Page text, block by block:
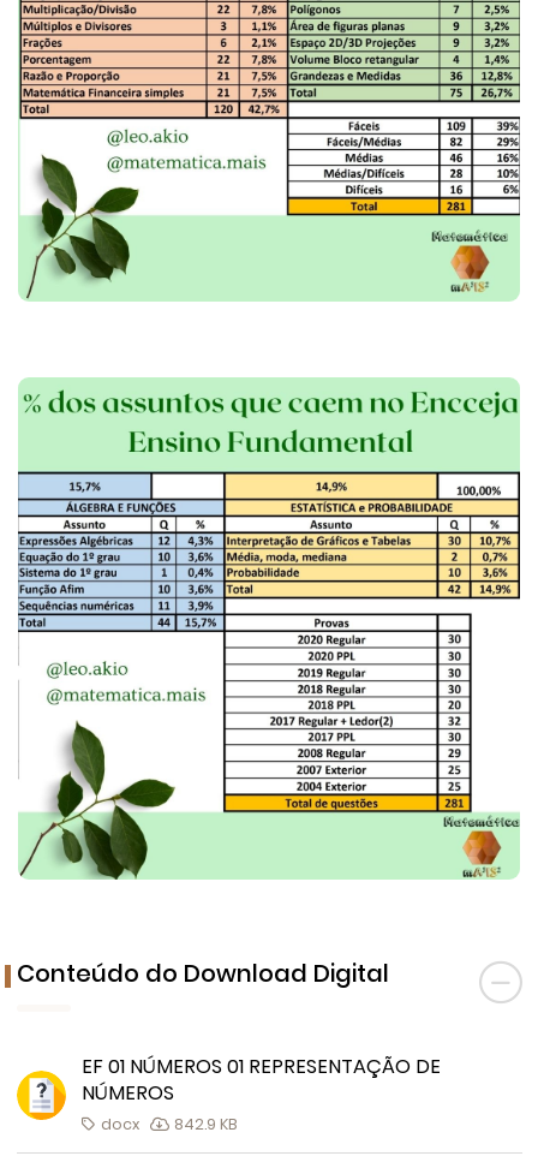
Conteúdo do Download Digital
EF 01 NÚMEROS 01 REPRESENTAÇÃO DE
NÚMEROS
docx 842.9 KB